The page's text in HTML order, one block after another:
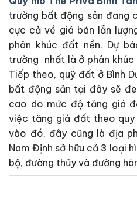
trường bất động sản đang
cực cả về giá bán lẫn
phân khúc đất nền. Dự
trường nhất là ở phân
Tiếp theo, quỹ đất ở Bình
bất động sản tại đây sẽ
cao do mức độ tăng giá
việc tăng giá đất theo
vào đó, đây cũng là địa
Nam Định sở hữu cả 3 loại
bộ, đường thủy và đường